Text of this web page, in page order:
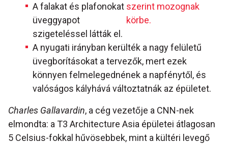
szerint mozognak
körbe.
A falakat és plafonokat
üveggyapot
szigeteléssel látták el.
A nyugati irányban kerülték a nagy felületű
üvegborításokat a tervezők, mert ezek
könnyen felmelegednének a napfénytől, és
valóságos kályhává változtatnák az épületet.
Charles Gallavardin, a cég vezetője a CNN-nek
elmondta: a T3 Architecture Asia épületei átlagosan
5 Celsius-fokkal hűvösebbek, mint a kültéri levegő